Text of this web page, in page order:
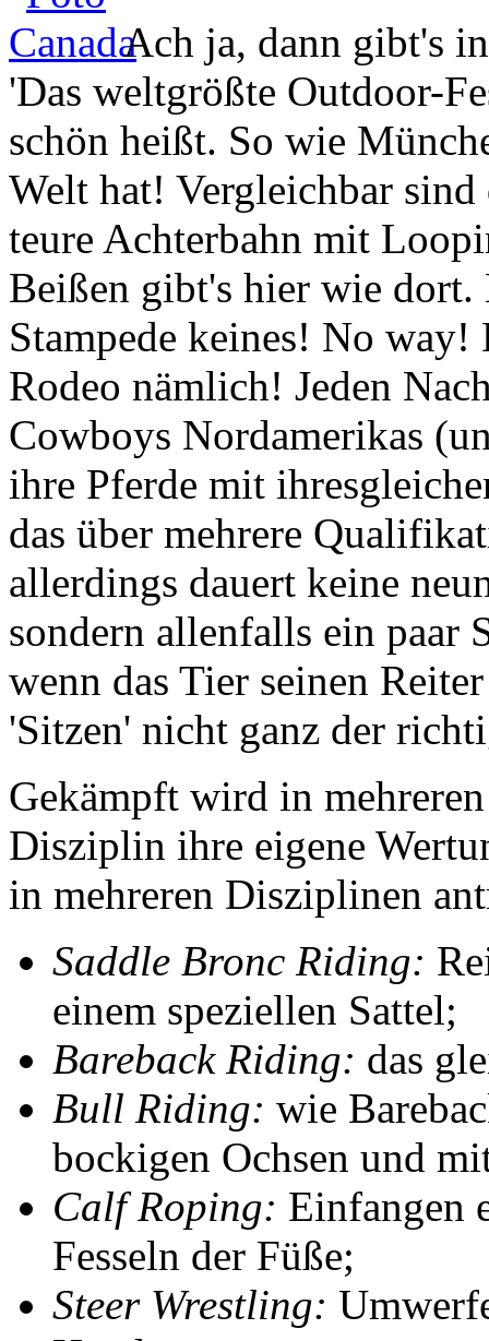
'Das weltgrößte Outdoor-
schön heißt. So wie
Welt hat! Vergleichbar
teure Achterbahn mit
Beißen gibt's hier wie
Stampede keines! No
Rodeo nämlich! Jeden
Cowboys Nordamerikas
ihre Pferde mit
das über mehrere
allerdings dauert keine
sondern allenfalls ein paar
wenn das Tier seinen
'Sitzen' nicht ganz der
Gekämpft wird in
Disziplin ihre eigene
in mehreren Disziplinen
Saddle Bronc Riding:
einem speziellen Sattel;
Bareback Riding:das
Bull Riding: wie
bockigen Ochsen und
Calf Roping:Einfangen
Fesseln der Füße;
Steer Wrestling:
Händen.